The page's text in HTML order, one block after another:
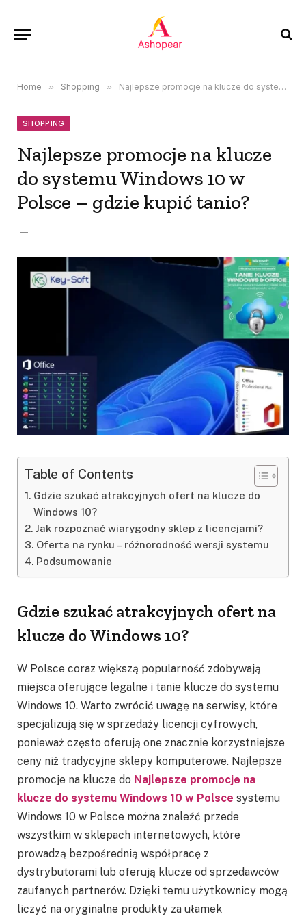
Home » Shopping » Najlepsze promocje na klucze do systemu Windows 10 w Polsce – gdzie kupić tanio?
SHOPPING
Najlepsze promocje na klucze
do systemu Windows 10 w
Polsce – gdzie kupić tanio?
Table of Contents
Gdzie szukać atrakcyjnych ofert na klucze do
Windows 10?
Jak rozpoznać wiarygodny sklep z licencjami?
Oferta na rynku – różnorodność wersji systemu
Podsumowanie
Gdzie szukać atrakcyjnych ofert na
klucze do Windows 10?
W Polsce coraz większą popularność zdobywają
miejsca oferujące legalne i tanie klucze do systemu
Windows 10. Warto zwrócić uwagę na serwisy, które
specjalizują się w sprzedaży licencji cyfrowych,
ponieważ często oferują one znacznie korzystniejsze
ceny niż tradycyjne sklepy komputerowe. Najlepsze
promocje na klucze do Najlepsze promocje na
klucze do systemu Windows 10 w Polsce systemu
Windows 10 w Polsce można znaleźć przede
wszystkim w sklepach internetowych, które
prowadzą bezpośrednią współpracę z
dystrybutorami lub oferują klucze od sprzedawców
zaufanych partnerów. Dzięki temu użytkownicy mogą
liczyć na oryginalne produkty za ułamek